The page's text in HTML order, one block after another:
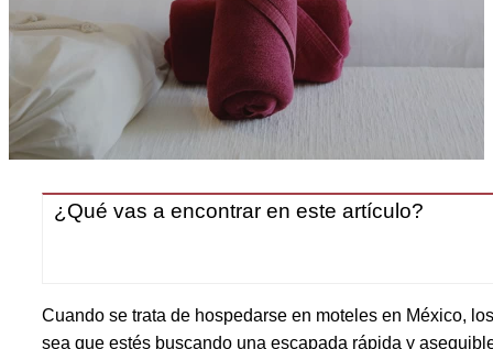
¿Qué vas a encontrar en este artículo?
Cuando se trata de hospedarse en moteles en México,
sea que estés buscando una escapada rápida y